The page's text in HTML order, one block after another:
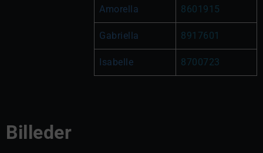
Amorella 8601915
Gabriella 8917601
Isabelle 8700723
Billeder